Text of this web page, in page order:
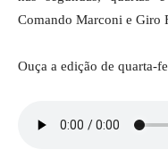
Comando Marconi e Giro
Ouça a edição de quarta-